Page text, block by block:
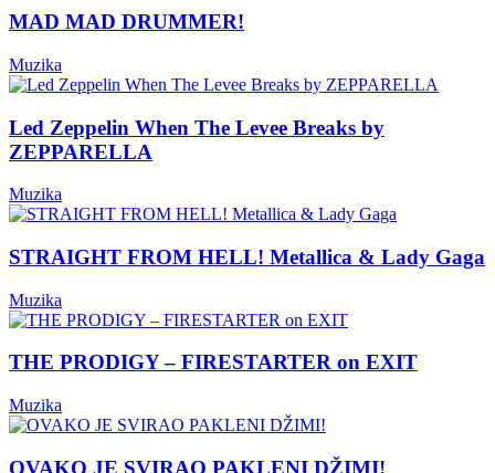
MAD MAD DRUMMER!
Muzika
Led Zeppelin When The Levee Breaks by
ZEPPARELLA
Muzika
STRAIGHT FROM HELL! Metallica & Lady Gaga
Muzika
THE PRODIGY – FIRESTARTER on EXIT
Muzika
OVAKO JE SVIRAO PAKLENI DŽIMI!